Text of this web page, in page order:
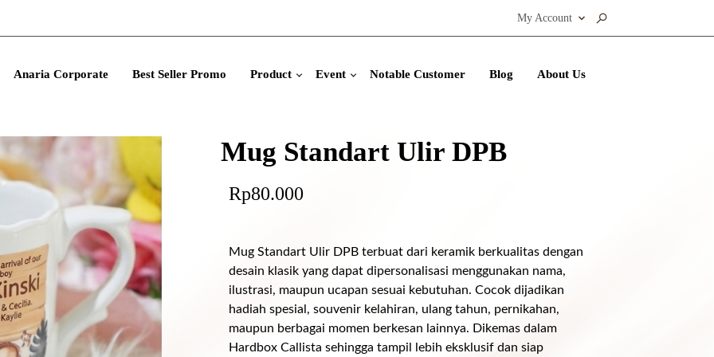
My Account
Anaria Corporate Best Seller Promo Product Event Notable Customer Blog About Us
Mug Standart Ulir DPB
Rp80.000
Mug Standart Ulir DPB terbuat dari keramik berkualitas dengan
desain klasik yang dapat dipersonalisasi menggunakan nama,
ilustrasi, maupun ucapan sesuai kebutuhan. Cocok dijadikan
hadiah spesial, souvenir kelahiran, ulang tahun, pernikahan,
maupun berbagai momen berkesan lainnya. Dikemas dalam
Hardbox Callista sehingga tampil lebih eksklusif dan siap